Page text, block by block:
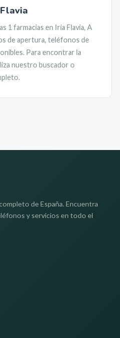
1 farmacias en Iria Flavia, A
de apertura, teléfonos de
Para encontrar la
nuestro buscador o
de España. Encuentra
y servicios en todo el